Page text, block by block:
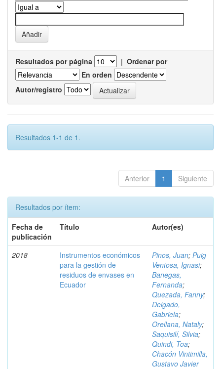
Resultados por página | Ordenar por
En orden
Autor/registro
Resultados 1-1 de 1.
Anterior 1 Siguiente
Resultados por ítem:
Fecha de
publicación
Título Autor(es)
2018
Instrumentos económicos
para la gestión de
residuos de envases en
Ecuador
Pinos, Juan; Puig
Ventosa, Ignasi;
Banegas,
Fernanda;
Quezada, Fanny;
Delgado,
Gabriela;
Orellana, Nataly;
Saquisilí, Silvia;
Quindi, Toa;
Chacón Vintimilla,
Gustavo Javier